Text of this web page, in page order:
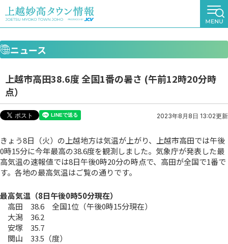
ニュース
上越市高田38.6度 全国1番の暑さ (午前12時20分時
点）
2023年8月8日 13:02更新
きょう8日（火）の上越地方は気温が上がり、上越市高田では午後
0時15分に今年最高の38.6度を観測しました。気象庁が発表した最
高気温の速報値では8日午後0時20分の時点で、高田が全国で1番で
す。各地の最高気温はご覧の通りです。
最高気温（8日午後0時50分現在）
高田 38.6 全国1位（午後0時15分現在）
大潟 36.2
安塚 35.7
関山 33.5（度）